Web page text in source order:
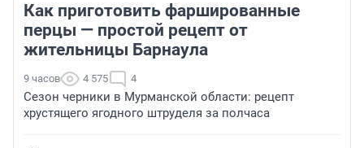
Как приготовить фаршированные
перцы — простой рецепт от
жительницы Барнаула
9 часов 4 575 4
Сезон черники в Мурманской области: рецепт
хрустящего ягодного штруделя за полчаса